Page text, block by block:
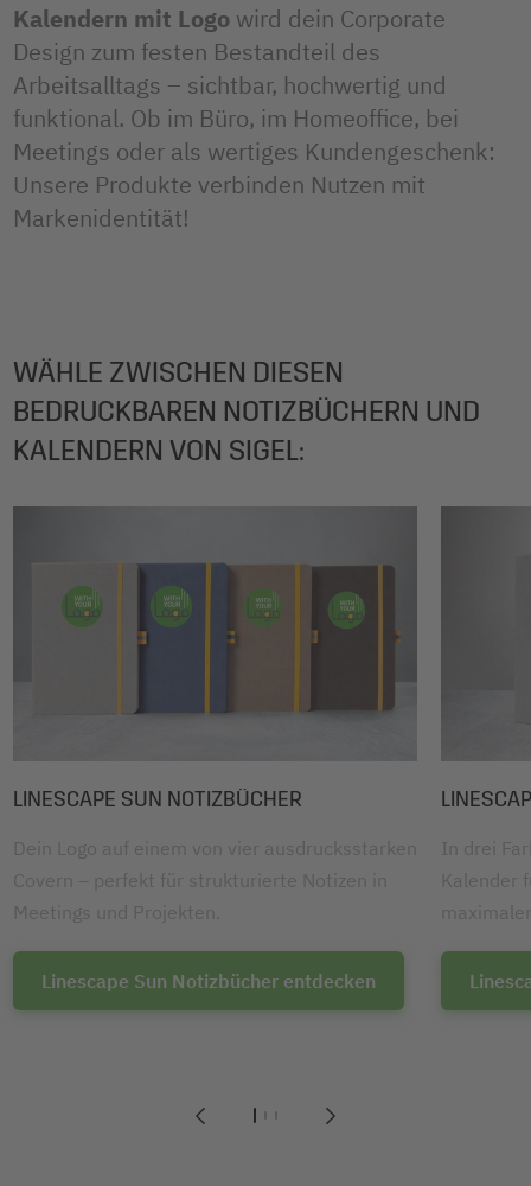
Kalendern mit Logo wird dein Corporate
Design zum festen Bestandteil des
Arbeitsalltags – sichtbar, hochwertig und
funktional. Ob im Büro, im Homeoffice, bei
Meetings oder als wertiges Kundengeschenk:
Unsere Produkte verbinden Nutzen mit
Markenidentität!
WÄHLE ZWISCHEN DIESEN
BEDRUCKBAREN NOTIZBÜCHERN UND
KALENDERN VON SIGEL:
123
LINESCAPE SUN NOTIZBÜCHER
Dein Logo auf einem von vier ausdrucksstarken
Covern – perfekt für strukturierte Notizen in
Meetings und Projekten.
Linescape Sun Notizbücher entdecken
In drei
Kalender